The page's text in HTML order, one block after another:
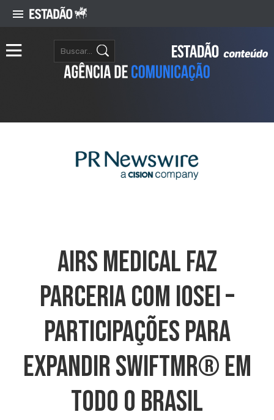
AIRS Medical Faz
Parceria Com Iosei –
Participações Para
Expandir SwiftMR® Em
Todo O Brasil